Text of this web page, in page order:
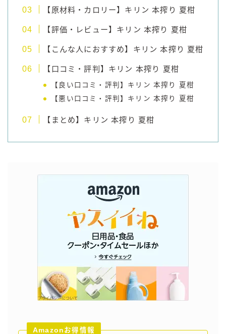
【原材料・カロリー】キリン 本搾り 夏柑
【評価・レビュー】キリン 本搾り 夏柑
【こんな人におすすめ】キリン 本搾り 夏柑
【口コミ・評判】キリン 本搾り 夏柑
【良い口コミ・評判】キリン 本搾り 夏柑
【悪い口コミ・評判】キリン 本搾り 夏柑
【まとめ】キリン 本搾り 夏柑
Amazonお得情報